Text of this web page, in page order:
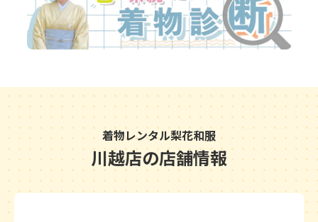
着物レンタル梨花和服
川越店の店舗情報